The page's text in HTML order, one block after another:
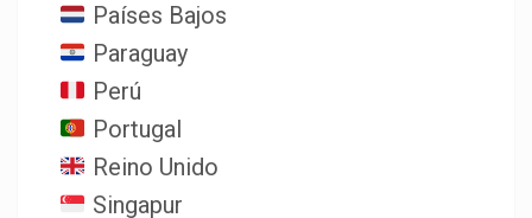
Países Bajos
Paraguay
Perú
Portugal
Reino Unido
Singapur